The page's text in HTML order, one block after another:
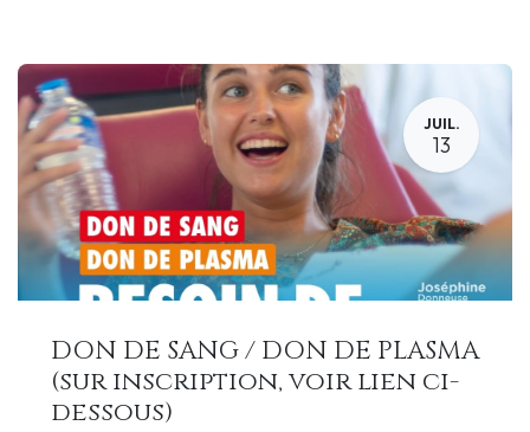
JUIL.
13
DON DE SANG / DON DE PLASMA
(sur inscription, voir lien ci-
dessous)